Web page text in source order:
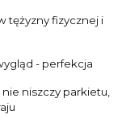
tężyzny fizycznej i
- perfekcja
niszczy parkietu,